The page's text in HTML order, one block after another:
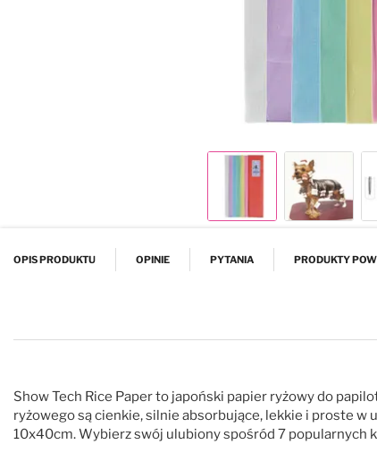
OPIS PRODUKTU OPINIE PYTANIA PRODUKTY
Show Tech Rice Paper to japoński papier ryżowy do
ryżowego są cienkie, silnie absorbujące, lekkie i proste w
10x40cm. Wybierz swój ulubiony spośród 7 popularnych